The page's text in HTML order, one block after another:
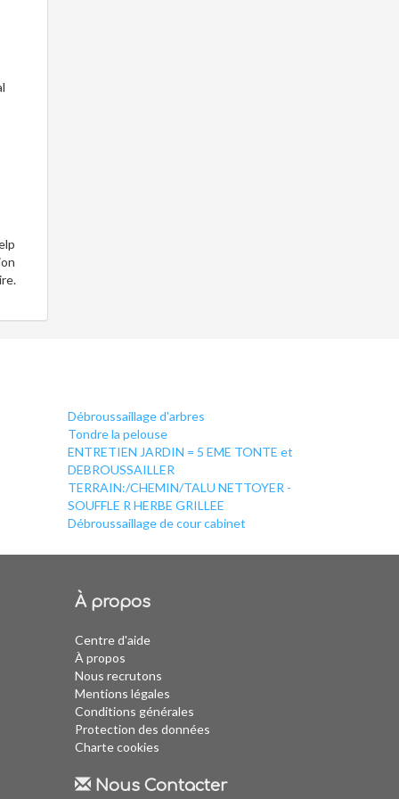
Débroussaillage d'arbres
Tondre la pelouse
ENTRETIEN JARDIN = 5 EME TONTE et
DEBROUSSAILLER
TERRAIN:/CHEMIN/TALU NETTOYER -
SOUFFLE R HERBE GRILLEE
Débroussaillage de cour cabinet
À propos
Centre d'aide
À propos
Nous recrutons
Mentions légales
Conditions générales
Protection des données
Charte cookies
Nous Contacter